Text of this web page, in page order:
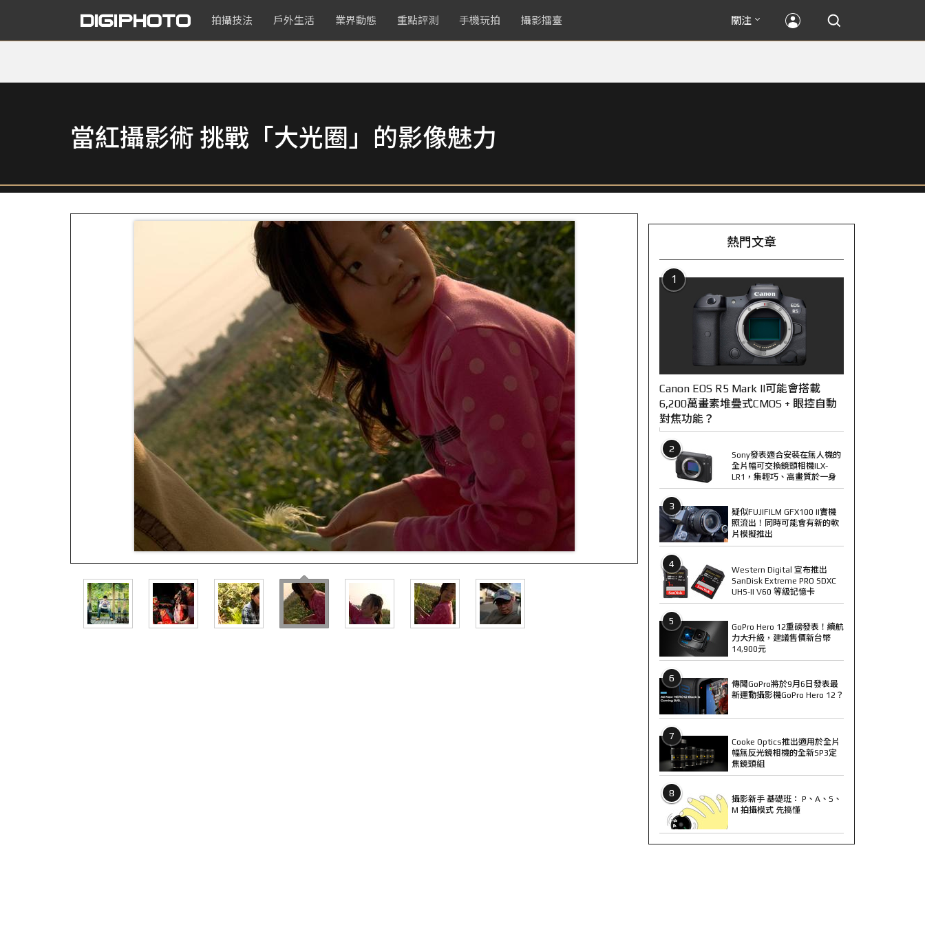
拍攝技法 戶外生活 業界動態 重點評測 手機玩拍 攝影擂臺 關注
當紅攝影術 挑戰「大光圈」的影像魅力
熱門文章
1
Canon EOS R5 Mark II可能會搭載
6,200萬畫素堆疊式CMOS + 眼控自動
對焦功能？
2
Sony發表適合安裝在無人機的
全片幅可交換鏡頭相機ILX-
LR1，集輕巧、高畫質於一身
3
疑似FUJIFILM GFX100 II實機
照流出！同時可能會有新的軟
片模擬推出
4
Western Digital 宣布推出
SanDisk Extreme PRO SDXC
UHS-II V60 等級記憶卡
5
GoPro Hero 12重磅發表！續航
力大升級，建議售價新台幣
14,900元
6
傳聞GoPro將於9月6日發表最
新運動攝影機GoPro Hero 12？
7
Cooke Optics推出適用於全片
幅無反光鏡相機的全新SP3定
焦鏡頭組
8
攝影新手 基礎班： P、A、S、
M 拍攝模式 先搞懂